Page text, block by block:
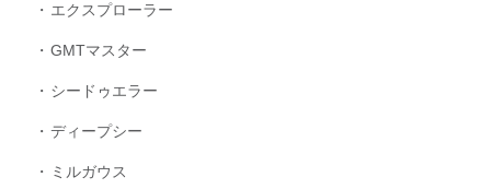
エクスプローラー
GMTマスター
シードゥエラー
ディープシー
ミルガウス